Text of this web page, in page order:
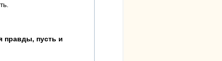
правды, пусть и